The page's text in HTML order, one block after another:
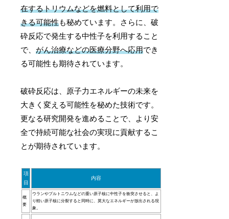
在するトリウムなどを燃料として利用で
きる可能性も秘めています。さらに、破
砕反応で発生する中性子を利用すること
で、がん治療などの医療分野へ応用でき
る可能性も期待されています。
破砕反応は、原子力エネルギーの未来を
大きく変える可能性を秘めた技術です。
更なる研究開発を進めることで、より安
全で持続可能な社会の実現に貢献するこ
とが期待されています。
項
目
内容
概
要
ウランやプルトニウムなどの重い原子核に中性子を衝突させると、よ
り軽い原子核に分裂すると同時に、莫大なエネルギーが放出される現
象。